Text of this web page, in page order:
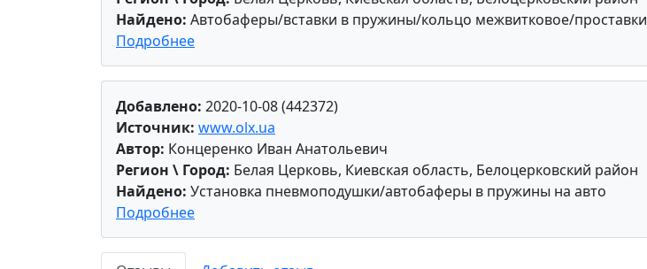
Найдено: Автобаферы/вставки в пружины/кольцо межвитковое/проставки
Подробнее
Добавлено: 2020-10-08 (442372)
Источник: www.olx.ua
Автор: Концеренко Иван Анатольевич
Регион \ Город: Белая Церковь, Киевская область, Белоцерковский район
Найдено: Установка пневмоподушки/автобаферы в пружины на авто
Подробнее